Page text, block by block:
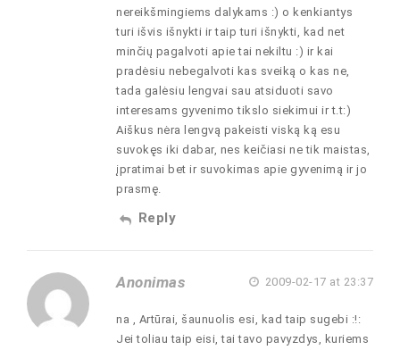
nereikšmingiems dalykams :) o kenkiantys
turi išvis išnykti ir taip turi išnykti, kad net
minčių pagalvoti apie tai nekiltu :) ir kai
pradėsiu nebegalvoti kas sveiką o kas ne,
tada galėsiu lengvai sau atsiduoti savo
interesams gyvenimo tikslo siekimui ir t.t:)
Aiškus nėra lengvą pakeisti viską ką esu
suvokęs iki dabar, nes keičiasi ne tik maistas,
įpratimai bet ir suvokimas apie gyvenimą ir jo
prasmę.
Reply
Anonimas 2009-02-17 at 23:37
na , Artūrai, šaunuolis esi, kad taip sugebi :!:
Jei toliau taip eisi, tai tavo pavyzdys, kuriems